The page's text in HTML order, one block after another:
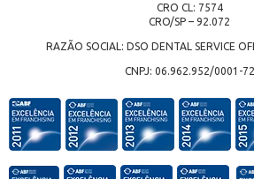
CRO CL: 7574
CRO/SP – 92.072
RAZÃO SOCIAL: DSO DENTAL SERVICE
CNPJ: 06.962.952/0001-72